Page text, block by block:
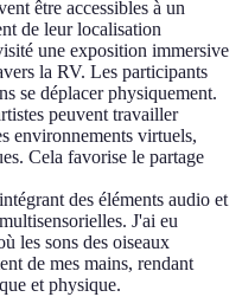
être accessibles à un
de leur localisation
une exposition immersive
la RV. Les participants
se déplacer physiquement.
peuvent travailler
environnements virtuels,
Cela favorise le partage
des éléments audio et
J'ai eu
les sons des oiseaux
de mes mains, rendant
et physique.